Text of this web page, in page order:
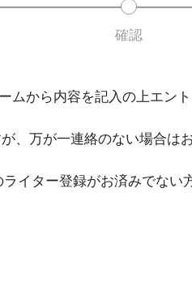
確認
ムから内容を記入の上エント
、万が一連絡のない場合は
イター登録がお済みでない